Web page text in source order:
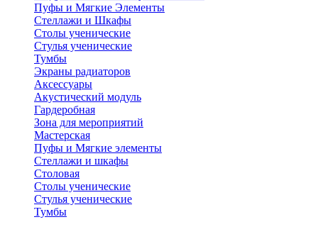
Пуфы и Мягкие Элементы
Стеллажи и Шкафы
Столы ученические
Стулья ученические
Тумбы
Экраны радиаторов
Аксессуары
Акустический модуль
Гардеробная
Зона для мероприятий
Мастерская
Пуфы и Мягкие элементы
Стеллажи и шкафы
Столовая
Столы ученические
Стулья ученические
Тумбы